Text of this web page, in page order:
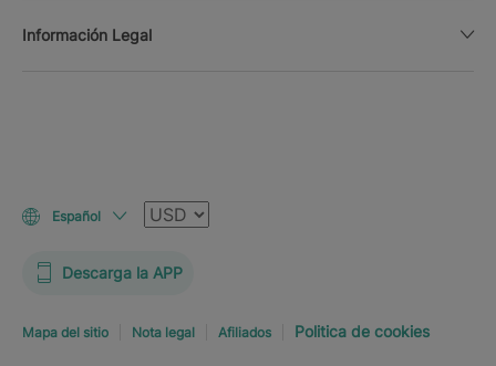
Información Legal
Español Moneda
Descarga la APP
Mapa del sitio Nota legal Afiliados Politica de cookies